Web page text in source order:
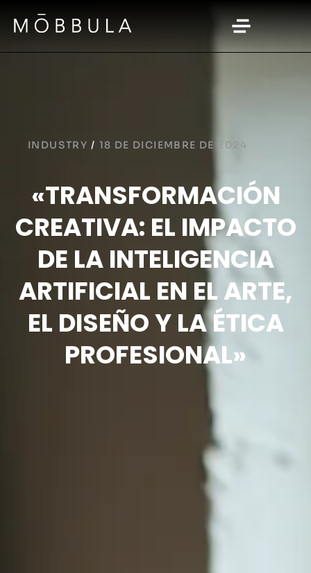
INDUSTRY / 18 DE DICIEMBRE DE 2024
«TRANSFORMACIÓN
CREATIVA: EL IMPACTO
DE LA INTELIGENCIA
ARTIFICIAL EN EL ARTE,
EL DISEÑO Y LA ÉTICA
PROFESIONAL»